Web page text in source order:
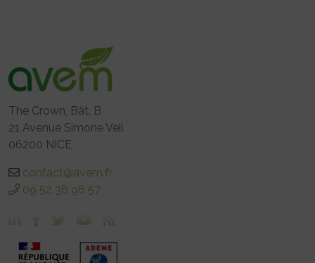
The Crown, Bât. B
21 Avenue Simone Veil
06200 NICE
contact@avem.fr
09 52 38 98 57